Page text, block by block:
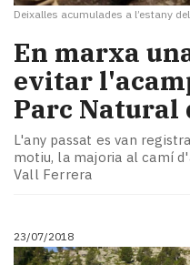
Deixalles acumulades a l’estany
En marxa
evitar
Parc Natural
L'any passat es van
motiu, la majoria al camí
Vall Ferrera
23/07/2018